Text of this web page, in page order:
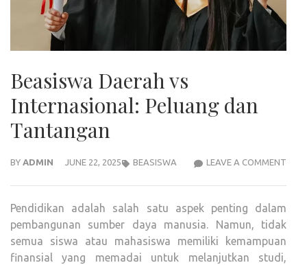
Beasiswa Daerah vs
Internasional: Peluang dan
Tantangan
BY ADMIN JUNE 22, 2025 LEAVE A COMMENT
BEASISWA
Pendidikan adalah salah satu aspek penting dalam
pembangunan sumber daya manusia. Namun, tidak
semua siswa atau mahasiswa memiliki kemampuan
finansial yang memadai untuk melanjutkan studi,